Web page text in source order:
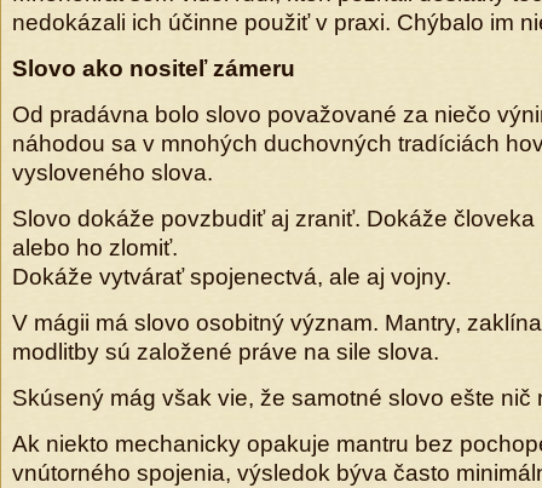
nedokázali ich účinne použiť v praxi. Chýbalo im
Slovo ako nositeľ zámeru
Od pradávna bolo slovo považované za niečo
náhodou sa v mnohých duchovných tradíciách
vysloveného slova.
Slovo dokáže povzbudiť aj zraniť. Dokáže
alebo ho zlomiť.
Dokáže vytvárať spojenectvá, ale aj vojny.
V mágii má slovo osobitný význam. Mantry,
modlitby sú založené práve na sile slova.
Skúsený mág však vie, že samotné slovo ešte nič
Ak niekto mechanicky opakuje mantru bez
vnútorného spojenia, výsledok býva často